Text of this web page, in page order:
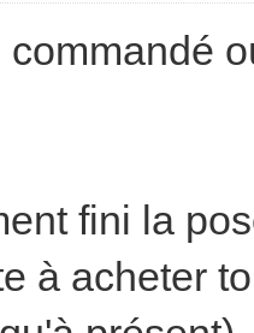
commandé
fini la
à acheter